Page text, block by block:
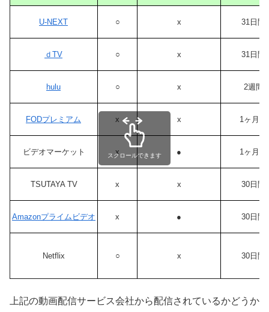
U-NEXT ○ x 31日間
ｄTV ○ x 31日間
hulu ○ x 2週間
FODプレミアム x x 1ヶ月間
ビデオマーケット x ● 1ヶ月間
TSUTAYA TV x x 30日間
Amazonプライムビデオ x ● 30日間
Netflix ○ x 30日間
スクロールできます
上記の動画配信サービス会社から配信されているかどうか